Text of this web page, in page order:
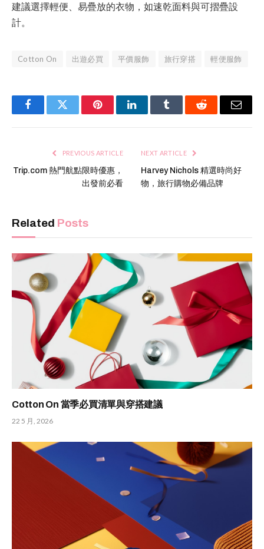
建議選擇輕便、易疊放的衣物，如速乾面料與可摺疊設
計。
Cotton On 出遊必買 平價服飾 旅行穿搭 輕便服飾
FacebookTwitter PinterestLinkedInTumblr Reddit Email
PREVIOUS ARTICLE
Trip.com 熱門航點限時優惠，
出發前必看
NEXT ARTICLE
Harvey Nichols 精選時尚好
物，旅行購物必備品牌
Related Posts
Cotton On 當季必買清單與穿搭建議
22 5 月, 2026